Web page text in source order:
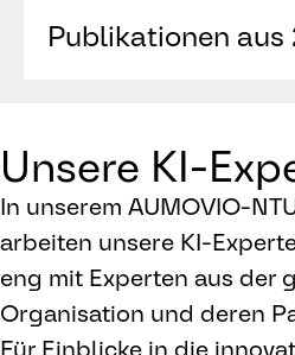
Shin/Lin, Shang-
Optimal test
product”, in:
Applications,
Publikationen aus
Learning with
Sharing”; at: IEEE/
Conference on
(ICCV).
Ren, Shen/Shi,
“Learning
Unsere KI-
In unserem AUMOVIO-
arbeiten unsere KI-
eng mit Experten aus der
Organisation und deren